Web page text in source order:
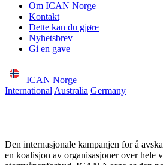
Om ICAN Norge
Kontakt
Dette kan du gjøre
Nyhetsbrev
Gi en gave
ICAN Norge
International Australia Germany
Den internasjonale kampanjen for å
en koalisjon av organisasjoner over hele